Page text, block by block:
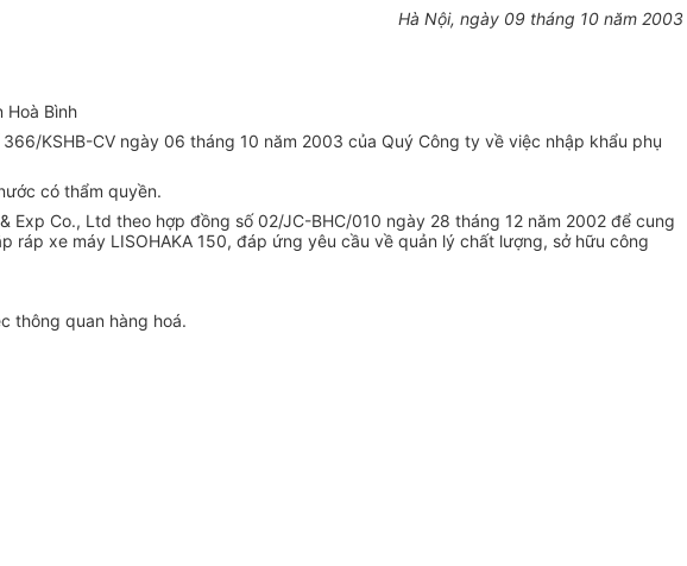
Hà Nội, ngày 09 tháng 10 năm 2003
Hoà Bình
KSHB-CV ngày 06 tháng 10 năm 2003 của Quý Công ty về việc nhập khẩu phụ
có thẩm quyền.
Co., Ltd theo hợp đồng số 02/JC-BHC/010 ngày 28 tháng 12 năm 2002 để cung
xe máy LISOHAKA 150, đáp ứng yêu cầu về quản lý chất lượng, sở hữu công
thông quan hàng hoá.